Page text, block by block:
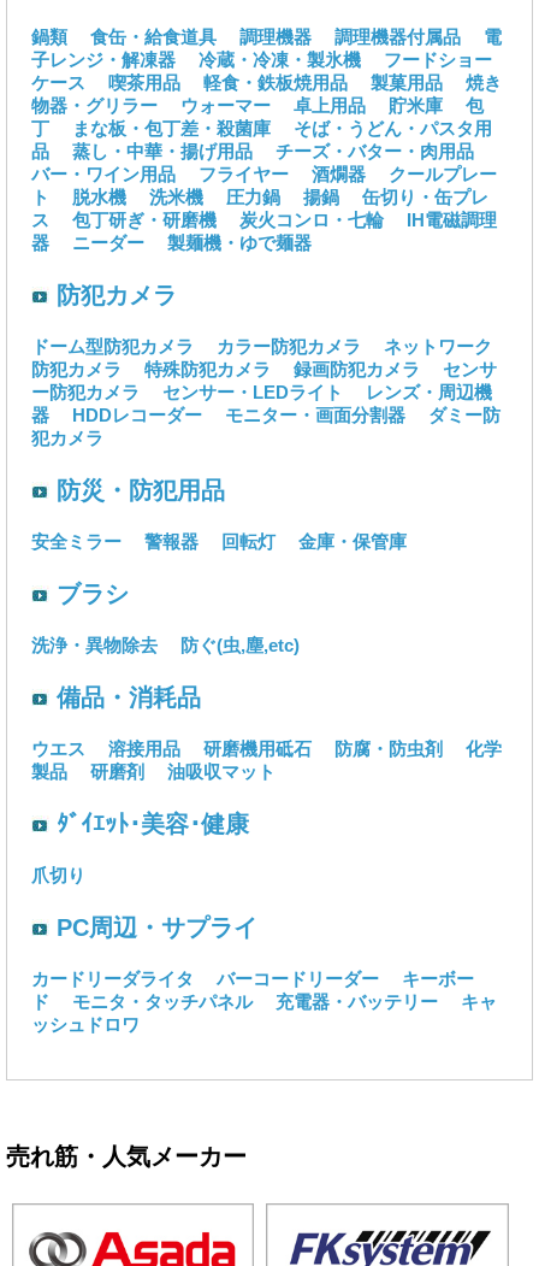
鍋類 食缶・給食道具 調理機器 調理機器付属品
電
子レンジ・解凍器
冷蔵・冷凍・製氷機
フードショー
ケース
喫茶用品 軽食・鉄板焼用品 製菓用品
焼き
物器・グリラー
ウォーマー 卓上用品 貯米庫
包
丁
まな板・包丁差・殺菌庫
そば・うどん・パスタ用
品
蒸し・中華・揚げ用品
チーズ・バター・肉用品
バー・ワイン用品
フライヤー 酒燗器
クールプレー
ト
脱水機 洗米機 圧力鍋 揚鍋
缶切り・缶プレ
ス
包丁研ぎ・研磨機 炭火コンロ・七輪
IH電磁調理
器
ニーダー 製麺機・ゆで麺器
防犯カメラ
ドーム型防犯カメラ カラー防犯カメラ
ネットワーク
防犯カメラ
特殊防犯カメラ 録画防犯カメラ
センサ
ー防犯カメラ
センサー・LEDライト
レンズ・周辺機
器
HDDレコーダー モニター・画面分割器
ダミー防
犯カメラ
防災・防犯用品
安全ミラー 警報器 回転灯 金庫・保管庫
ブラシ
洗浄・異物除去 防ぐ(虫,塵,etc)
備品・消耗品
ウエス 溶接用品 研磨機用砥石 防腐・防虫剤
化学
製品
研磨剤 油吸収マット
ﾀﾞｲｴｯﾄ･美容･健康
爪切り
PC周辺・サプライ
カードリーダライタ バーコードリーダー
キーボー
ド
モニタ・タッチパネル 充電器・バッテリー
キャ
ッシュドロワ
売れ筋・人気メーカー